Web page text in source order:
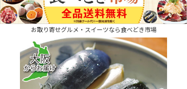
お取り寄せグルメ・スイーツなら食べどき市場